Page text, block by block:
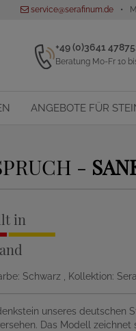
service@serafinum.de
+49 (0)3641
Beratung Mo-Fr 10
ANGEBOTE FÜR
-
in
Schwarz , Kollektion:
unseres deutschen
Das Modell zeichnet